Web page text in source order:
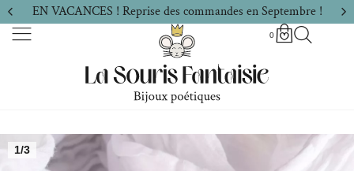
EN VACANCES ! Reprise des commandes en Septembre !
0
1/3